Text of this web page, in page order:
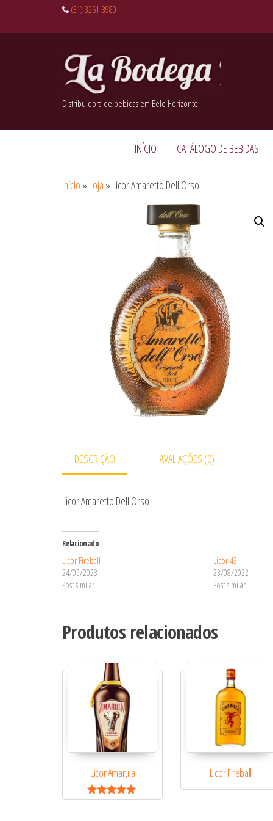
(31) 3261-3980
Distribuidora de bebidas em Belo Horizonte
INÍCIO CATÁLOGO DE BEBIDAS
Início » Loja » Licor Amaretto Dell Orso
DESCRIÇÃO AVALIAÇÕES (0)
Licor Amaretto Dell Orso
Relacionado
Licor Fireball
24/05/2023
Post similar
Licor 43
23/08/2022
Post similar
Produtos relacionados
Licor Amarula Licor Fireball